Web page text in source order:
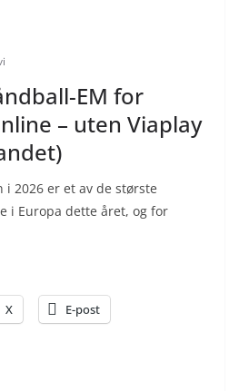
EM for
– uten Viaplay
2026 er et av de største
i Europa dette året, og for
X E-post